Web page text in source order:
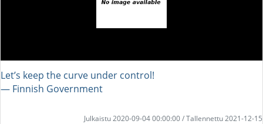
Let’s keep the curve under control!
― Finnish Government
Julkaistu 2020-09-04 00:00:00 / Tallennettu 2021-12-15